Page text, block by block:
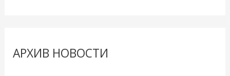
АРХИВ НОВОСТИ